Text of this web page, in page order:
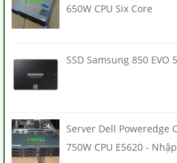
650W CPU Six Core
SSD Samsung 850 EVO
Server Dell Poweredge
750W CPU E5620 -